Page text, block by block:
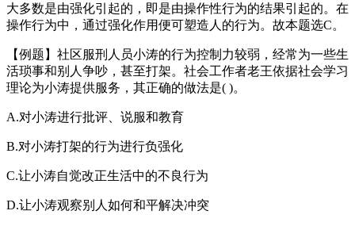
大多数是由强化引起的，即是由操作性行为的结果引起的。在
操作行为中，通过强化作用便可塑造人的行为。故本题选C。
【例题】社区服刑人员小涛的行为控制力较弱，经常为一些生
活琐事和别人争吵，甚至打架。社会工作者老王依据社会学习
理论为小涛提供服务，其正确的做法是( )。
A.对小涛进行批评、说服和教育
B.对小涛打架的行为进行负强化
C.让小涛自觉改正生活中的不良行为
D.让小涛观察别人如何和平解决冲突